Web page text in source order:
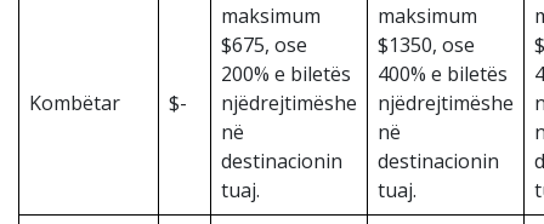
Kombëtar $-
maksimum
$675, ose
200% e biletës
njëdrejtimëshe
në
destinacionin
tuaj.
maksimum
$1350, ose
400% e biletës
njëdrejtimëshe
në
destinacionin
tuaj.